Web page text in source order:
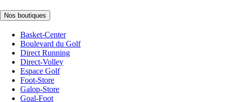
Nos boutiques
Basket-Center
Boulevard du Golf
Direct Running
Direct-Volley
Espace Golf
Foot-Store
Galop-Store
Goal-Foot